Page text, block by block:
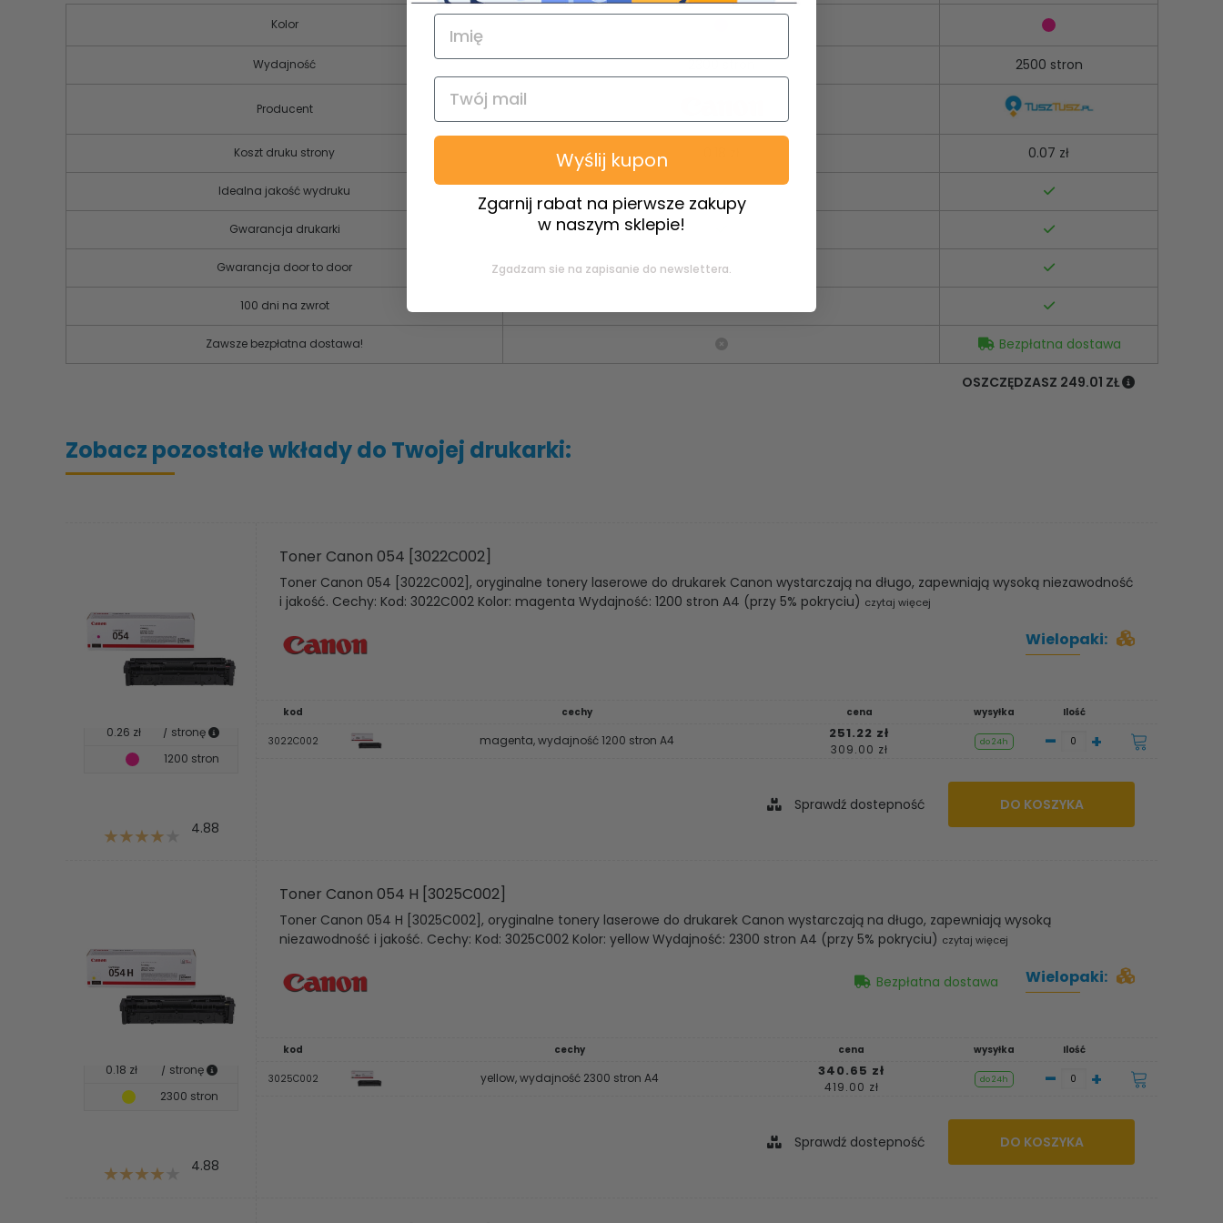
Kolor
Wydajność 2300 stron 2500 stron
Producent
Koszt druku strony 0.07 zł
Idealna jakość wydruku
Gwarancja drukarki
Gwarancja door to door
100 dni na zwrot
Zawsze bezpłatna dostawa! Bezpłatna dostawa
OSZCZĘDZASZ 249.01 ZŁ
Zobacz pozostałe wkłady do Twojej drukarki:
0.26 zł
/ stronę
1200 stron
4.88
Toner Canon 054 [3022C002]
Toner Canon 054 [3022C002], oryginalne tonery laserowe do drukarek Canon wystarczają na długo, zapewniają wysoką niezawodność
i jakość. Cechy: Kod: 3022C002 Kolor: magenta Wydajność: 1200 stron A4 (przy 5% pokryciu) czytaj więcej
Wielopaki:
kod cechy cena wysyłka Ilość
3022C002 magenta, wydajność 1200 stron A4 251.22 zł
309.00 zł do 24h - +
Sprawdź dostepność DO KOSZYKA
0.18 zł
/ stronę
2300 stron
4.88
Toner Canon 054 H [3025C002]
Toner Canon 054 H [3025C002], oryginalne tonery laserowe do drukarek Canon wystarczają na długo, zapewniają wysoką
niezawodność i jakość. Cechy: Kod: 3025C002 Kolor: yellow Wydajność: 2300 stron A4 (przy 5% pokryciu) czytaj więcej
Bezpłatna dostawa Wielopaki:
kod cechy cena wysyłka Ilość
3025C002 yellow, wydajność 2300 stron A4 340.65 zł
419.00 zł do 24h - +
Sprawdź dostepność DO KOSZYKA
Wyślij kupon
Zgarnij rabat na pierwsze zakupy
w naszym sklepie!
Zgadzam sie na zapisanie do newslettera.